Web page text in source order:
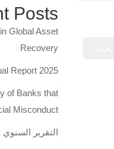
Posts
Global Asset
Recovery
Report 2025
of Banks that
Misconduct
التقرير السنوي